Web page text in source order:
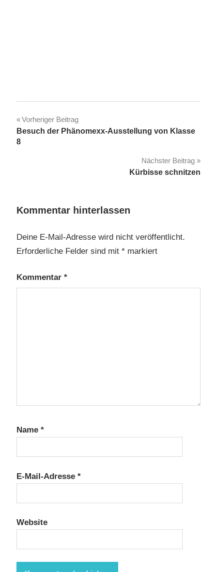
Beitragsnavigation
Vorheriger Beitrag
Besuch der Phänomexx-Ausstellung von Klasse
8
Nächster Beitrag
Kürbisse schnitzen
Kommentar hinterlassen
Deine E-Mail-Adresse wird nicht veröffentlicht.
Erforderliche Felder sind mit * markiert
Kommentar *
Name *
E-Mail-Adresse *
Website